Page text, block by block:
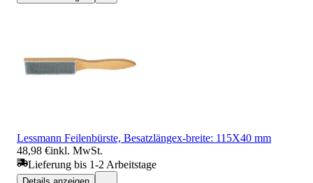
Lessmann Feilenbürste, Besatzlängex-breite: 115X40 mm
48,98 €inkl. MwSt.
Lieferung bis 1-2 Arbeitstage